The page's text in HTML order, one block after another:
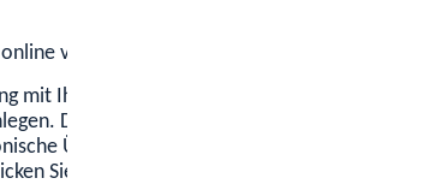
vornehmen:
mit Ihrem ELSTER-Benutzerkonto an.
Die Registrierung umfasst mehrere Schritte
Übermittlung Ihrer Steuererklärung.
Sie dann auf den für Ihr Gewerbe oder Ihre